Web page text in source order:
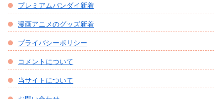
プレミアムバンダイ新着
漫画アニメのグッズ新着
プライバシーポリシー
コメントについて
当サイトについて